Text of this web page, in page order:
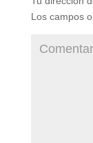
Los campos